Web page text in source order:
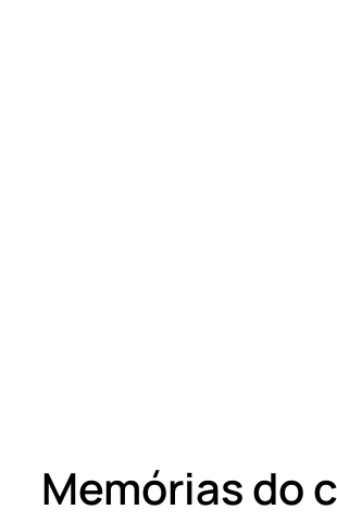
Memórias do